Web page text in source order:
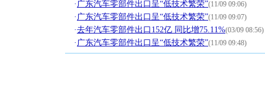
· 广东汽车零部件出口呈“低技术繁荣”(11/09 09:06)
· 广东汽车零部件出口呈“低技术繁荣”(11/09 09:07)
·去年汽车零部件出口152亿 同比增75.11%(03/09 08:56)
· 广东汽车零部件出口呈“低技术繁荣”(11/09 09:48)